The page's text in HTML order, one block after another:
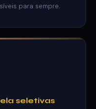
para sempre.
seletivas